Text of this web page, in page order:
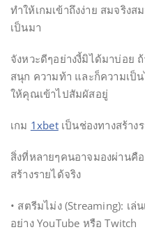
ทำให้เกมเข้าถึงง่าย สมจริง
เป็นมา
จังหวะดีๆอย่างงี้มิได้มาบ่อย
สนุก ความท้า และก็ความเป็
ให้คุณเข้าไปสัมผัสอยู่
เกม 1xbetเป็นช่องทางสร้าง
สิ่งที่หลายๆคนอาจมองผ่านคื
สร้างรายได้จริง
• สตรีมไม่ง (Streaming): เ
อย่าง YouTube หรือ Twitch